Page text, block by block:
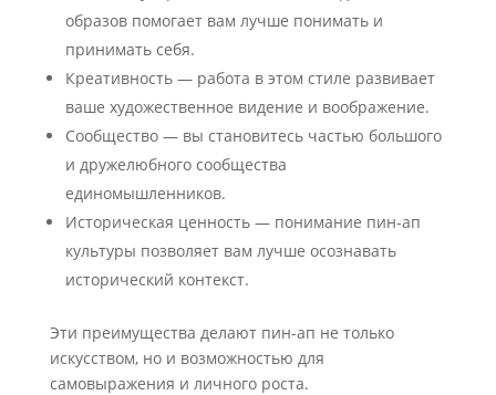
образов помогает вам лучше понимать и
принимать себя.
Креативность — работа в этом стиле развивает
ваше художественное видение и воображение.
Сообщество — вы становитесь частью большого
и дружелюбного сообщества
единомышленников.
Историческая ценность — понимание пин-ап
культуры позволяет вам лучше осознавать
исторический контекст.
Эти преимущества делают пин-ап не только
искусством, но и возможностью для
самовыражения и личного роста.